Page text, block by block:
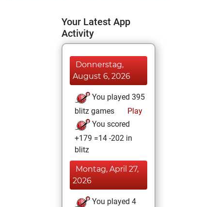
Your Latest App
Activity
Donnerstag,
August 6, 2026
You played 395
blitz games
Play
You scored
+179 =14 -202 in
blitz
Montag, April 27,
2026
You played 4